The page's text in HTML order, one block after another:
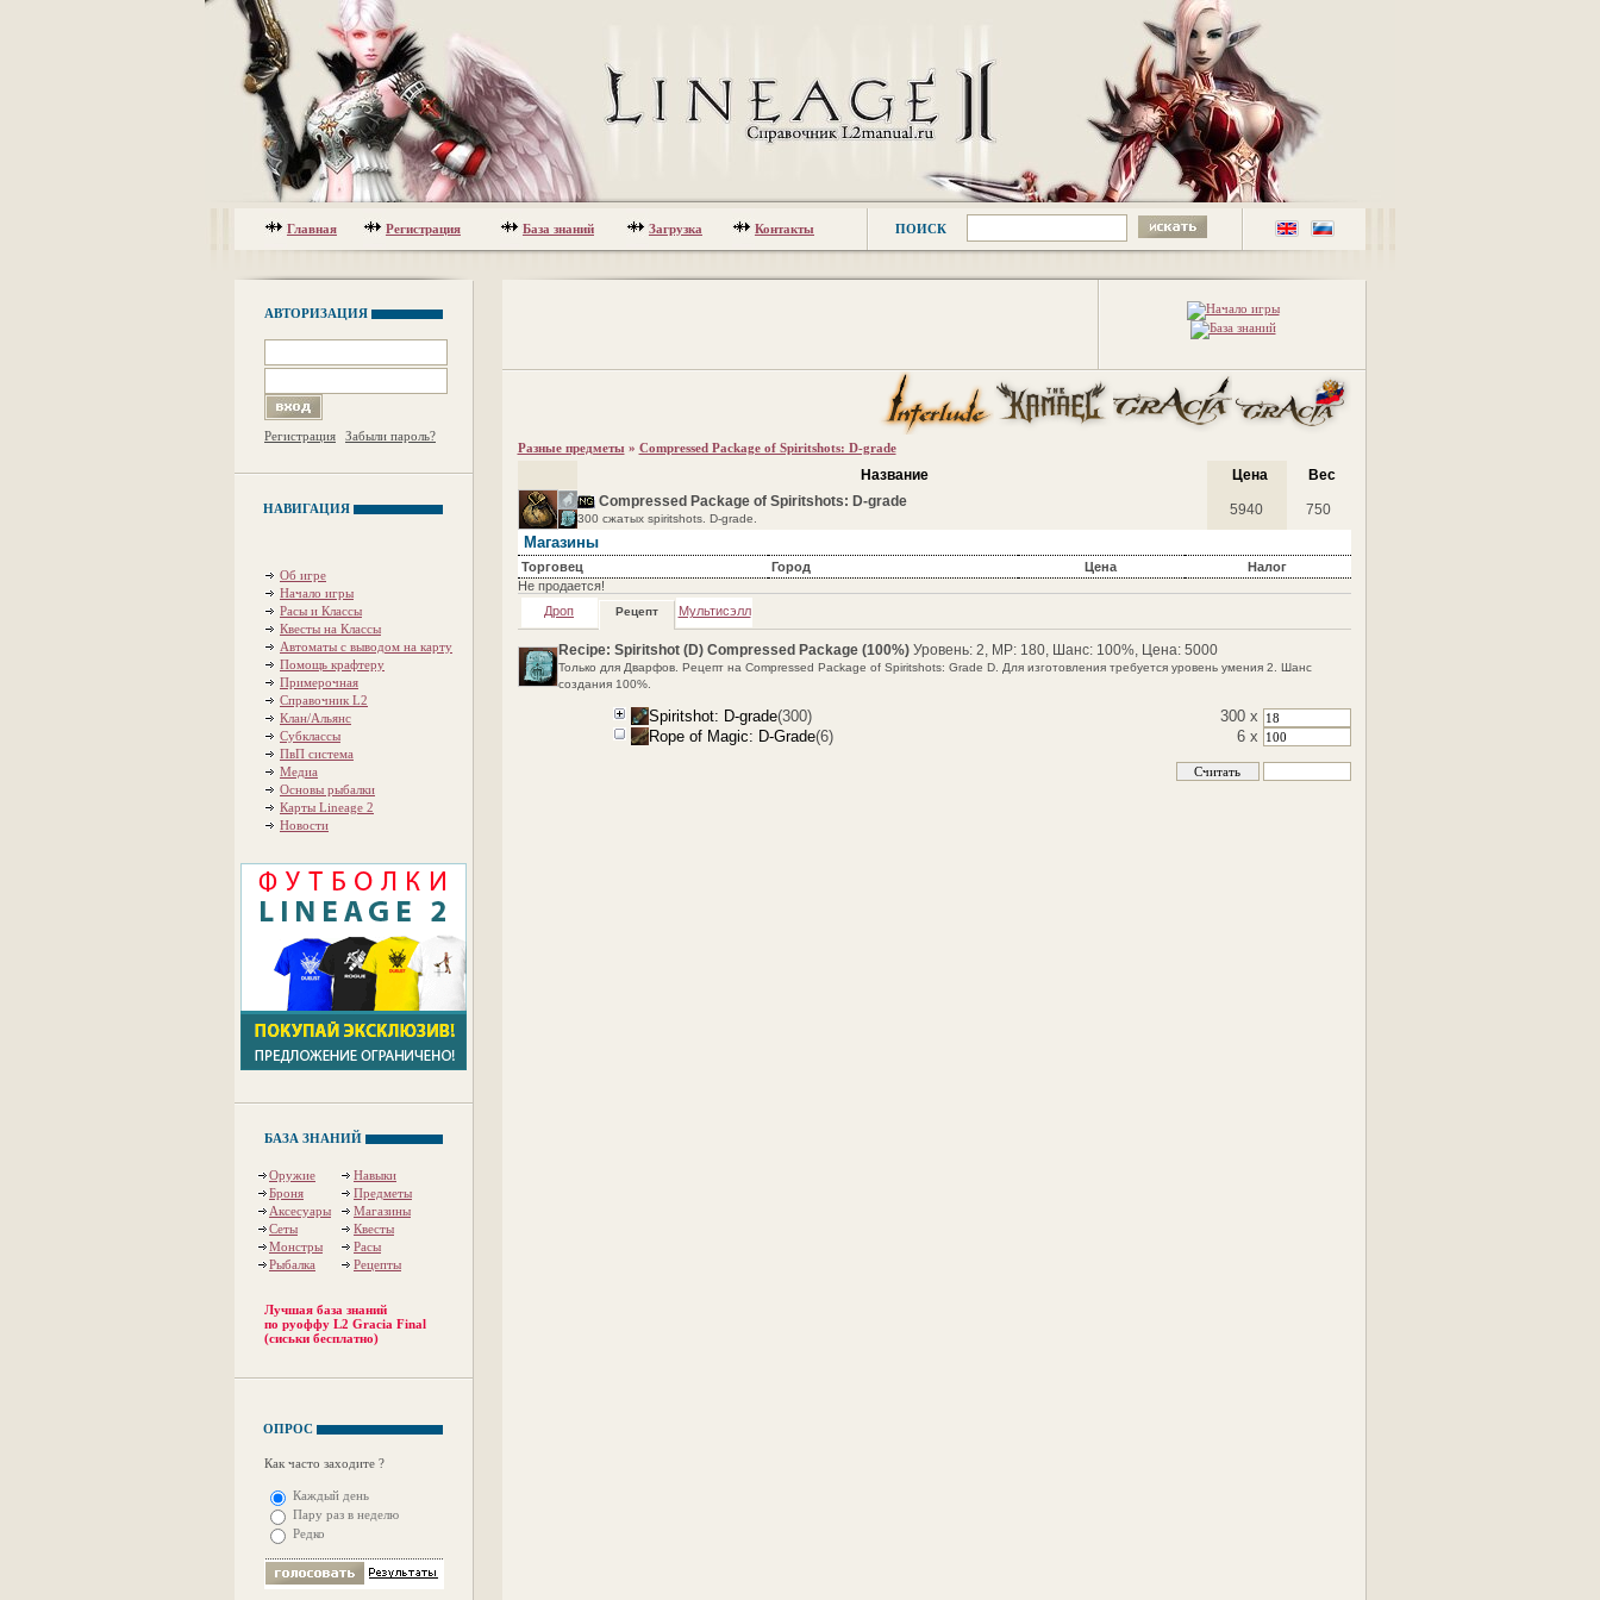
Главная Регистрация База знаний Загрузка Контакты ПОИСК
АВТОРИЗАЦИЯ
Регистрация Забыли пароль?
НАВИГАЦИЯ
Об игре
Начало игры
Расы и Классы
Квесты на Классы
Автоматы с выводом на карту
Помощь крафтеру
Примерочная
Справочник L2
Клан/Альянс
Субклассы
ПвП система
Медиа
Основы рыбалки
Карты Lineage 2
Новости
БАЗА ЗНАНИЙ
Оружие
Навыки
Броня
Предметы
Аксесуары
Магазины
Сеты
Квесты
Монстры
Расы
Рыбалка
Рецепты
Лучшая база знаний
по руоффу L2 Gracia Final
(сиськи бесплатно)
ОПРОС
Как часто заходите ?
Каждый день
Пару раз в неделю
Редко
Разные предметы » Compressed Package of Spiritshots: D-grade
Название Цена
Вес
Compressed Package of Spiritshots: D-grade
300 сжатых spiritshots. D-grade.
5940 750
Магазины
Торговец Город Цена
Налог
Не продается!
Дроп
Рецепт Мультисэлл
Recipe: Spiritshot (D) Compressed Package (100%)Уровень: 2, MP: 180, Шанс: 100%, Цена: 5000
Только для Дварфов. Рецепт на Compressed Package of Spiritshots: Grade D. Для изготовления требуется уровень умения 2. Шанс
создания 100%.
Spiritshot: D-grade(300)
300 x
Rope of Magic: D-Grade(6) 6 x